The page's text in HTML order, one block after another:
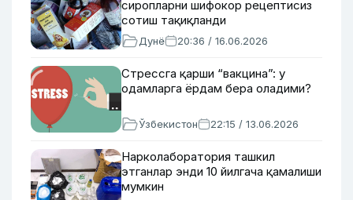
сиропларни шифокор рецептисиз
сотиш тақиқланди
Дунё 20:36 / 16.06.2026
Стрессга қарши “вакцина”: у
одамларга ёрдам бера оладими?
Ўзбекистон 22:15 / 13.06.2026
Нарколаборатория ташкил
этганлар энди 10 йилгача қамалиши
мумкин